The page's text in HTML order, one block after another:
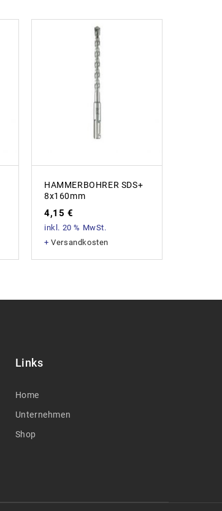
HAMMERBOHRER SDS+
8x160mm
4,15 €
inkl. 20 % MwSt.
+Versandkosten
Links
Home
Unternehmen
Shop